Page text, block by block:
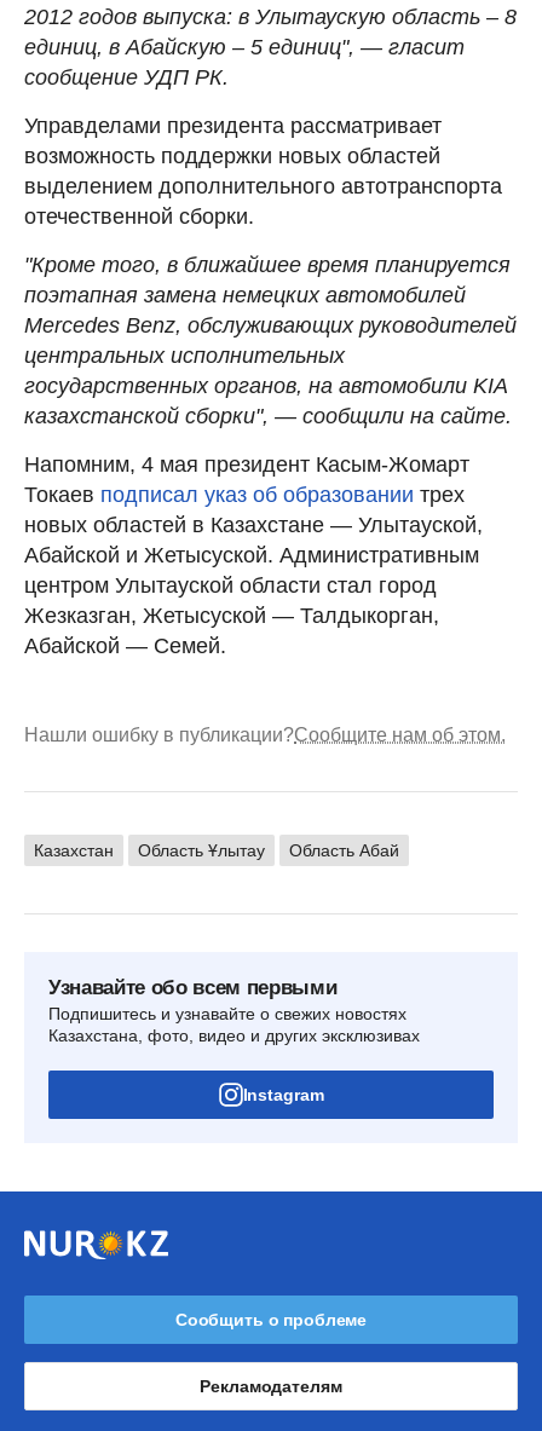
2012 годов выпуска: в Улытаускую область – 8
единиц, в Абайскую – 5 единиц", — гласит
сообщение УДП РК.
Управделами президента рассматривает
возможность поддержки новых областей
выделением дополнительного автотранспорта
отечественной сборки.
"Кроме того, в ближайшее время планируется
поэтапная замена немецких автомобилей
Mercedes Benz, обслуживающих руководителей
центральных исполнительных
государственных органов, на автомобили KIA
казахстанской сборки", — сообщили на сайте.
Напомним, 4 мая президент Касым-Жомарт
Токаев подписал указ об образовании трех
новых областей в Казахстане — Улытауской,
Абайской и Жетысуской. Административным
центром Улытауской области стал город
Жезказган, Жетысуской — Талдыкорган,
Абайской — Семей.
Нашли ошибку в публикации?Сообщите нам об этом.
Казахстан Область Ұлытау Область Абай
Узнавайте обо всем первыми
Подпишитесь и узнавайте о свежих новостях
Казахстана, фото, видео и других эксклюзивах
Instagram
Сообщить о проблеме
Рекламодателям